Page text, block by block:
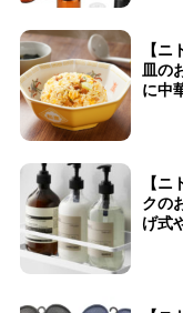
【
皿の
に中
【
クの
げ式